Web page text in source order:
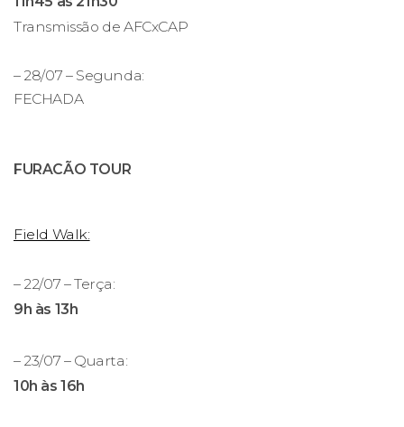
Transmissão de AFCxCAP
– 28/07 – Segunda:
FECHADA
FURACÃO TOUR
Field Walk:
– 22/07 – Terça:
9h às 13h
– 23/07 – Quarta:
10h às 16h